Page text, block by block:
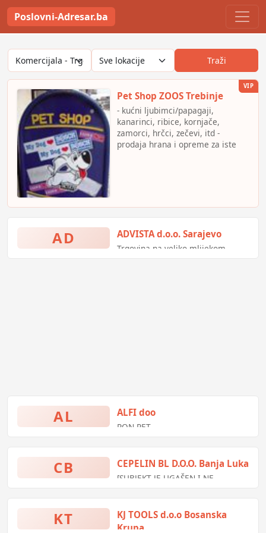
Poslovni-Adresar.ba
Traži
VIP
Pet Shop ZOOS Trebinje
- kućni ljubimci/papagaji,
kanarinci, ribice, kornjače,
zamorci, hrčci, zečevi, itd -
prodaja hrana i opreme za iste
AD ADVISTA d.o.o. Sarajevo
Trgovina na veliko mlijekom,
AL ALFI doo
PON-PET
CB CEPELIN BL D.O.O. Banja Luka
[SUBJEKT JE UGAŠEN I NE
doo Banja Luka
KT
KJ TOOLS d.o.o Bosanska
Krupa